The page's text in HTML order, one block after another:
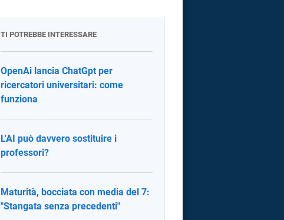
TI POTREBBE INTERESSARE
OpenAi lancia ChatGpt per
ricercatori universitari: come
funziona
L'AI può davvero sostituire i
professori?
Maturità, bocciata con media del 7:
"Stangata senza precedenti"